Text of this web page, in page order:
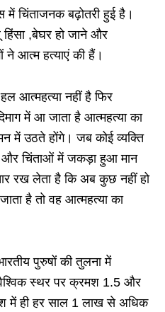
चिंताजनक बढ़ोतरी हुई है।
हिंसा ,बेघर हो जाने और
आत्म हत्याएं की हैं।
आत्महत्या नहीं है फिर
में आ जाता है आत्महत्या का
में उठते होंगे। जब कोई व्यक्ति
और चिंताओं में जकड़ा हुआ मान
रख लेता है कि अब कुछ नहीं हो
है तो वह आत्महत्या का
पुरुषों की तुलना में
स्थर पर क्रमश 1.5 और
में ही हर साल 1 लाख से अधिक